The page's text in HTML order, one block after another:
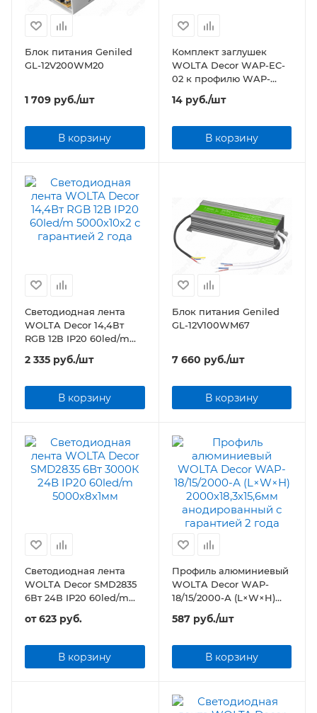
Блок питания Geniled
GL-12V200WM20
1 709 руб./шт
В корзину
Комплект заглушек
WOLTA Decor WAP-EC-
02 к профилю WAP-
15/12/2000-A 2шт
14руб./шт
В корзину
Светодиодная лента
WOLTA Decor 14,4Вт
RGB 12В IP20 60led/m
2 335 руб./шт
В корзину
Блок питания Geniled
GL-12V100WM67
7 660 руб./шт
В корзину
Светодиодная лента
WOLTA Decor SMD2835
6Вт 24В IP20 60led/m
от623 руб.
В корзину
Профиль алюминиевый
WOLTA Decor WAP-
18/15/2000-А (L×W×H)
2000х18,3х15,6мм
анодированный
587руб./шт
В корзину